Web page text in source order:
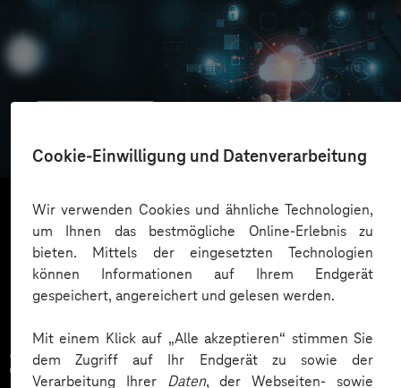
Cookie-Einwilligung und Datenverarbeitung
Wir verwenden Cookies und ähnliche Technologien,
um Ihnen das bestmögliche Online-Erlebnis zu
bieten. Mittels der eingesetzten Technologien
können Informationen auf Ihrem Endgerät
gespeichert, angereichert und gelesen werden.
Mit einem Klick auf „Alle akzeptieren“ stimmen Sie
dem Zugriff auf Ihr Endgerät zu sowie der
Verarbeitung Ihrer Daten, der Webseiten- sowie
Sichere Cloud Transformation
Mehr laden
Zahlreiche Unternehmen